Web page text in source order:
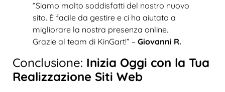
“Siamo molto soddisfatti del nostro nuovo
sito. È facile da gestire e ci ha aiutato a
migliorare la nostra presenza online.
Grazie al team di KinGart!” – Giovanni R.
Conclusione: Inizia Oggi con la Tua
Realizzazione Siti Web